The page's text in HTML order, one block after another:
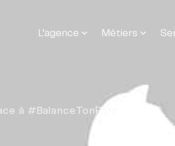
L’agence Métiers
à #BalanceTonPorc